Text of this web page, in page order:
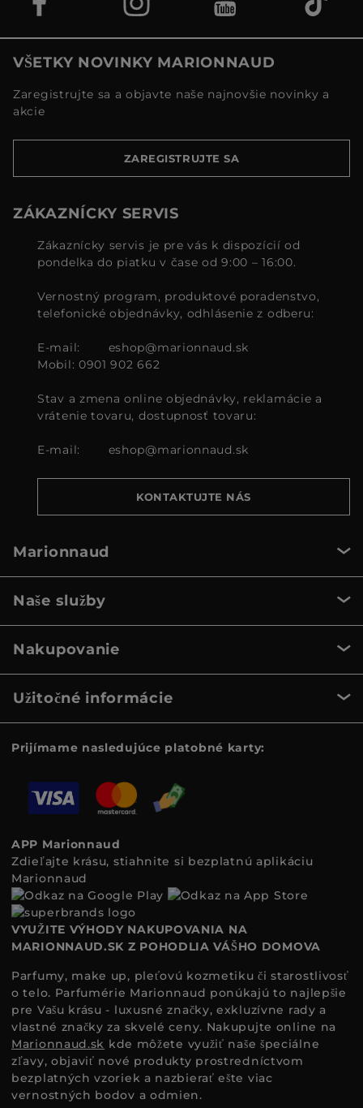
VŠETKY NOVINKY MARIONNAUD
Zaregistrujte sa a objavte naše najnovšie novinky a
akcie
ZAREGISTRUJTE SA
ZÁKAZNÍCKY SERVIS
Zákaznícky servis je pre vás k dispozícií od
pondelka do piatku v čase od 9:00 – 16:00.
Vernostný program, produktové poradenstvo,
telefonické objednávky, odhlásenie z odberu:
E-mail:
eshop@marionnaud.sk
Mobil: 0901 902 662
Stav a zmena online objednávky, reklamácie a
vrátenie tovaru, dostupnosť tovaru:
E-mail: eshop@marionnaud.sk
KONTAKTUJTE NÁS
Marionnaud
Naše služby
Nakupovanie
Užitočné informácie
Prijímame nasledujúce platobné karty:
APP Marionnaud
Zdieľajte krásu, stiahnite si bezplatnú aplikáciu
Marionnaud
VYUŽITE VÝHODY NAKUPOVANIA NA
MARIONNAUD.SK Z POHODLIA VÁŠHO DOMOVA
Parfumy, make up, pleťovú kozmetiku či starostlivosť
o telo. Parfumérie Marionnaud ponúkajú to najlepšie
pre Vašu krásu - luxusné značky, exkluzívne rady a
vlastné značky za skvelé ceny. Nakupujte online na
Marionnaud.sk kde môžete využiť naše špeciálne
zľavy, objaviť nové produkty prostredníctvom
bezplatných vzoriek a nazbierať ešte viac
vernostných bodov a odmien.